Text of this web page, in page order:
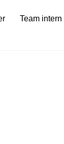
Team intern